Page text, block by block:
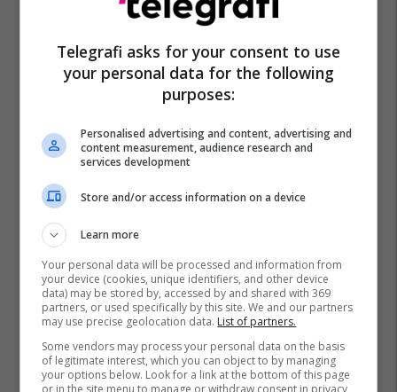
Telegrafi asks for your consent to use
your personal data for the following
purposes:
Personalised advertising and content, advertising and
content measurement, audience research and
services development
Store and/or access information on a device
Learn more
Your personal data will be processed and information from
your device (cookies, unique identifiers, and other device
data) may be stored by, accessed by and shared with 369
partners, or used specifically by this site. We and our partners
may use precise geolocation data. List of partners.
Some vendors may process your personal data on the basis
of legitimate interest, which you can object to by managing
your options below. Look for a link at the bottom of this page
or in the site menu to manage or withdraw consent in privacy